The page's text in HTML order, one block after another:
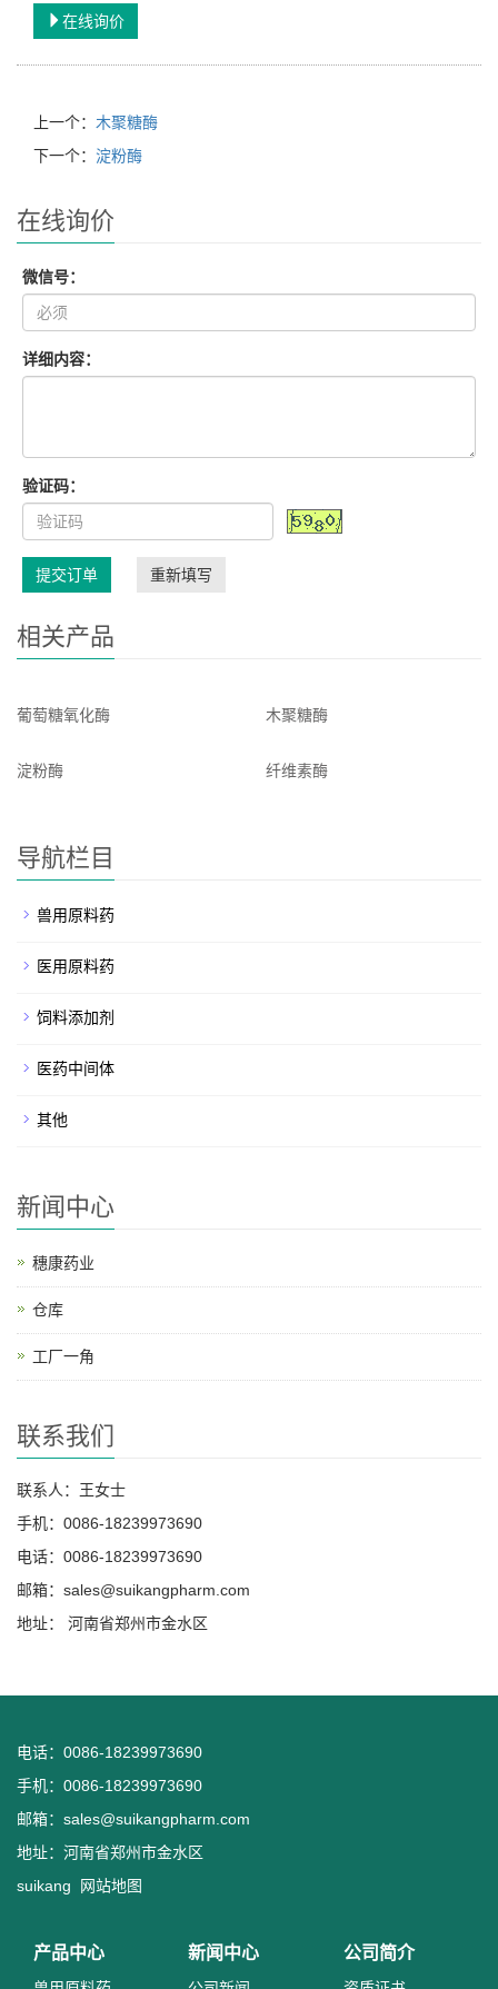
在线询价
上一个： 木聚糖酶
下一个： 淀粉酶
在线询价
微信号：
详细内容：
验证码：
提交订单 重新填写
相关产品
葡萄糖氧化酶 木聚糖酶
淀粉酶 纤维素酶
导航栏目
兽用原料药
医用原料药
饲料添加剂
医药中间体
其他
新闻中心
穗康药业
仓库
工厂一角
联系我们
联系人：王女士
手机：0086-18239973690
电话：0086-18239973690
邮箱： sales@suikangpharm.com
地址： 河南省郑州市金水区
电话：0086-18239973690
手机：0086-18239973690
邮箱： sales@suikangpharm.com
地址：河南省郑州市金水区
suikang
网站地图
产品中心 新闻中心 公司简介